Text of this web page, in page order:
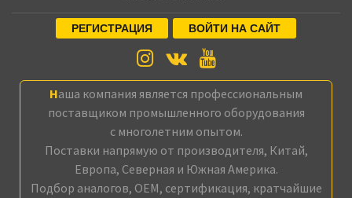
РЕГИСТРАЦИЯ ВОЙТИ НА САЙТ
Наша компания является профессиональным
поставщиком промышленного оборудования
с многолетним опытом.
Поставки напрямую от производителя, Китай,
Европа, Северная и Южная Америка.
Подбор аналогов, OEM, сертификация, кратчайшие